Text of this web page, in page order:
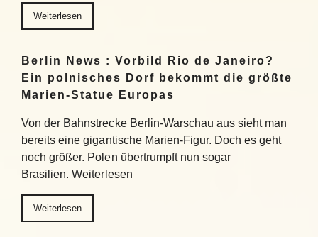
Weiterlesen
Berlin News : Vorbild Rio de Janeiro?
Ein polnisches Dorf bekommt die größte
Marien-Statue Europas
Von der Bahnstrecke Berlin-Warschau aus sieht man
bereits eine gigantische Marien-Figur. Doch es geht
noch größer. Polen übertrumpft nun sogar
Brasilien. Weiterlesen
Weiterlesen